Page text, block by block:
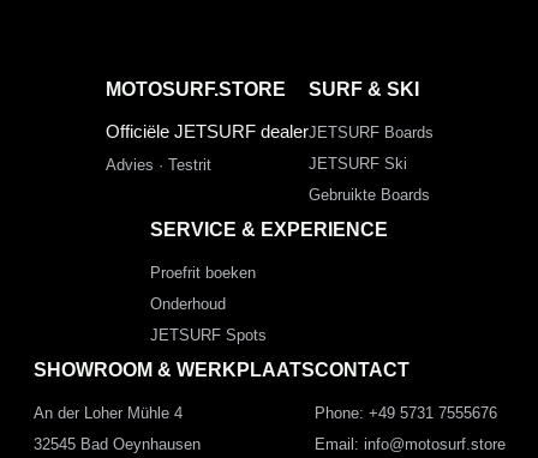
MOTOSURF.STORE
Officiële JETSURF dealer
Advies · Testrit
SURF & SKI
JETSURF Boards
JETSURF Ski
Gebruikte Boards
SERVICE & EXPERIENCE
Proefrit boeken
Onderhoud
JETSURF Spots
SHOWROOM & WERKPLAATS
An der Loher Mühle 4
32545 Bad Oeynhausen
CONTACT
Phone: +49 5731 7555676
Email: info@motosurf.store